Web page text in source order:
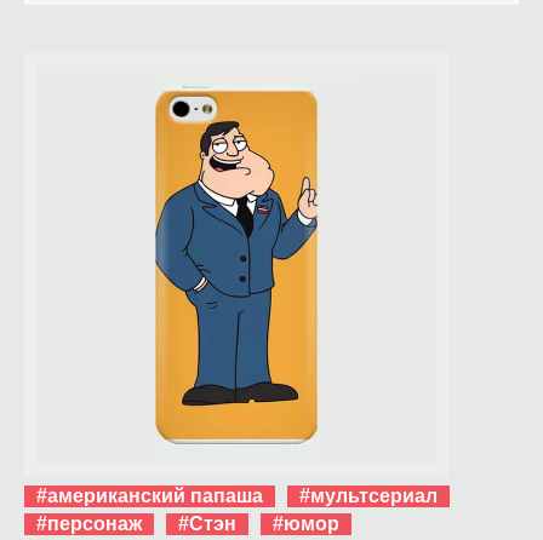
#американский папаша
#мультсериал
#персонаж
#Стэн #юмор